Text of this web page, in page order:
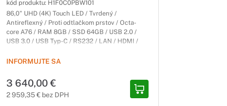
kód produktu: H1F0C0PBW101
86,0" UHD (4K) Touch LED / Tvrdený /
Antireflexný / Proti odtlačkom prstov / Octa-
core A76 / RAM 8GB / SSD 64GB / USB 2.0 /
USB 3.0 / USB Typ-C / RS232 / LAN / HDMI /
/ Android 13
INFORMUJTE SA
3 640,00 €
2 959,35 € bez DPH